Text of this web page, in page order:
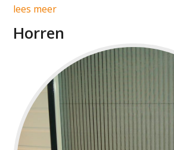
lees meer
Horren